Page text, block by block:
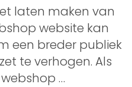
laten maken van
website kan
een breder publiek
te verhogen. Als
…